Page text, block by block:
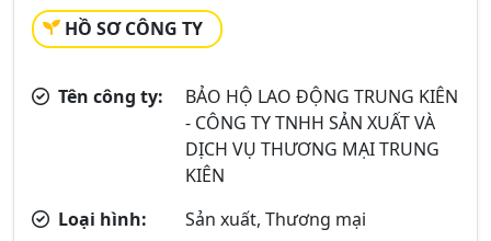
HỒ SƠ CÔNG TY
Tên công ty:
BẢO HỘ LAO ĐỘNG TRUNG KIÊN
- CÔNG TY TNHH SẢN XUẤT VÀ
DỊCH VỤ THƯƠNG MẠI TRUNG
KIÊN
Loại hình:
Sản xuất, Thương mại